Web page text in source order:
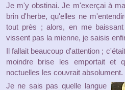
Je m'y obstinai. Je m'exerçai à
brin d'herbe, qu'elles ne
tout près ; alors, en me
vissent pas la mienne, je saisis
Il fallait beaucoup d'attention ;
moindre brise les emportait et
noctuelles les couvrait absolument.
Je ne sais pas quelle langue